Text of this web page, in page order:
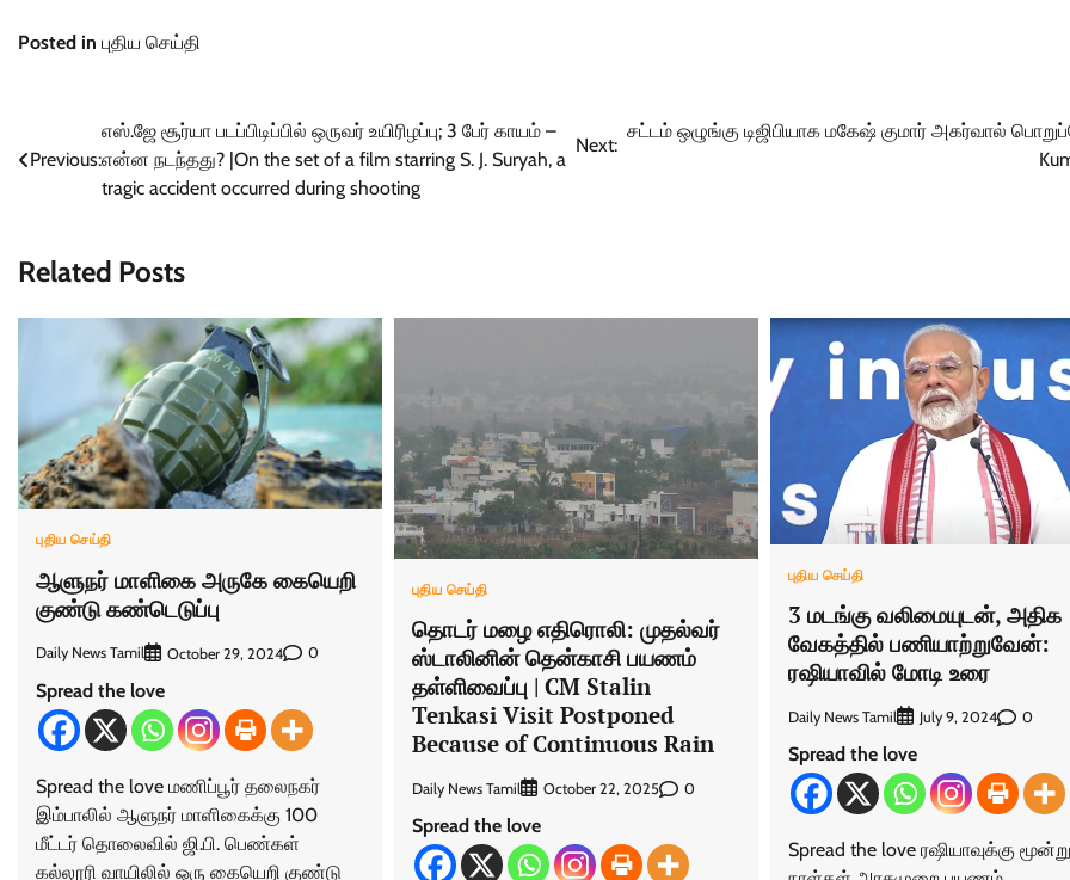
Posted in புதிய செய்தி
navigation
Previous:
எஸ்.ஜே சூர்யா படப்பிடிப்பில் ஒருவர் உயிரிழப்பு; 3 பேர் காயம் –
என்ன நடந்தது? |On the set of a film starring S. J. Suryah, a
tragic accident occurred during shooting
Next:
சட்டம் ஒழுங்கு டிஜிபியாக மகேஷ் குமார் அகர்வால்
Related Posts
புதிய செய்தி
ஆளுநர் மாளிகை அருகே கையெறி
குண்டு கண்டெடுப்பு
Daily News Tamil October 29, 2024 0
Spread the love
Spread the love மணிப்பூர் தலைநகர்
இம்பாலில் ஆளுநர் மாளிகைக்கு 100
மீட்டர் தொலைவில் ஜி.பி. பெண்கள்
கல்லூரி வாயிலில் ஒரு கையெறி குண்டு
புதிய செய்தி
தொடர் மழை எதிரொலி: முதல்வர்
ஸ்டாலினின் தென்காசி பயணம்
தள்ளிவைப்பு | CM Stalin
Tenkasi Visit Postponed
Because of Continuous Rain
Daily News Tamil October 22, 2025 0
Spread the love
புதிய செய்தி
3 மடங்கு வலிமையுடன், அதிக
வேகத்தில் பணியாற்றுவேன்:
ரஷியாவில் மோடி உரை
Daily News Tamil July 9, 2024 0
Spread the love
Spread the love ரஷியாவுக்கு மூன்று